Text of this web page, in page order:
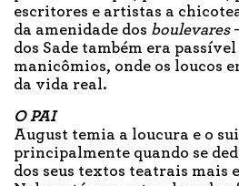
escritores e artistas a
da amenidade dos boulevares
dos Sade também era
manicômios, onde os loucos
da vida real.
O PAI
August temia a loucura e o
principalmente quando se
dos seus textos teatrais mais